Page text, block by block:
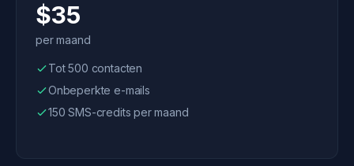
$35
per maand
Tot 500 contacten
Onbeperkte e-mails
150 SMS-credits per maand